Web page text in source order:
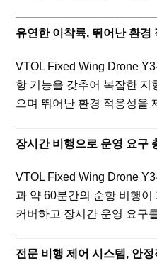
유연한 이착륙, 뛰어난 환경
VTOL Fixed Wing Drone
항 기능을 갖추어 복잡한 지
으며 뛰어난 환경 적응성을
장시간 비행으로 운영 요구
VTOL Fixed Wing Drone
과 약 60분간의 순항 비행
커버하고 장시간 운영 요구
전문 비행 제어 시스템, 안